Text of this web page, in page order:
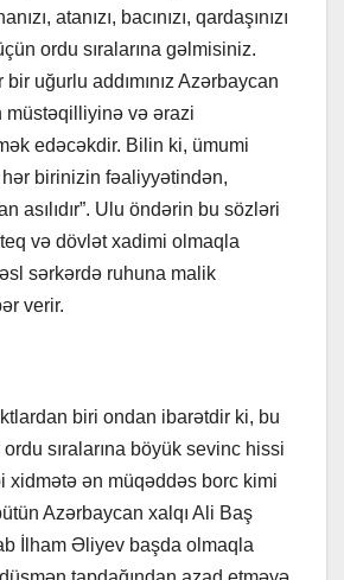
atanızı, bacınızı, qardaşınızı
ordu sıralarına gəlmisiniz.
uğurlu addımınız Azərbaycan
müstəqilliyinə və ərazi
edəcəkdir. Bilin ki, ümumi
birinizin fəaliyyətindən,
asılıdır”. Ulu öndərin bu sözləri
və dövlət xadimi olmaqla
sərkərdə ruhuna malik
verir.
biri ondan ibarətdir ki, bu
sıralarına böyük sevinc hissi
xidmətə ən müqəddəs borc kimi
Azərbaycan xalqı Ali Baş
İlham Əliyev başda olmaqla